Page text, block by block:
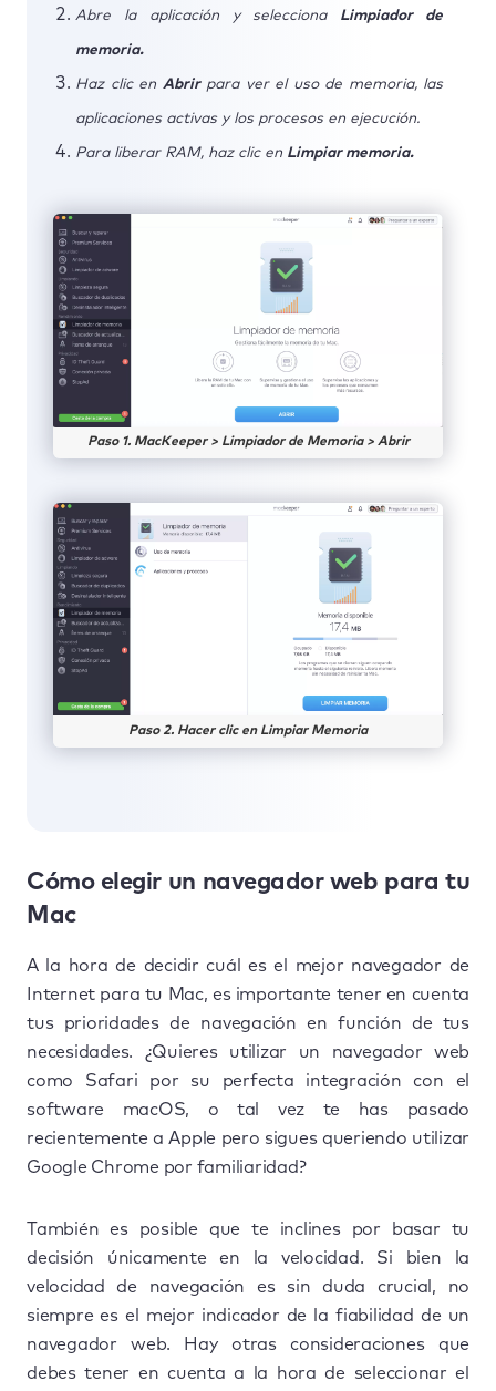
Abre la aplicación y selecciona Limpiador de
memoria.
Haz clic en Abrirpara ver el uso de memoria, las
aplicaciones activas y los procesos en ejecución.
Para liberar RAM, haz clic en Limpiar memoria.
Paso 1. MacKeeper > Limpiador de Memoria > Abrir
Paso 2. Hacer clic en Limpiar Memoria
Cómo elegir un navegador web para tu
Mac
A la hora de decidir cuál es el mejor navegador de
Internet para tu Mac, es importante tener en cuenta
tus prioridades de navegación en función de tus
necesidades. ¿Quieres utilizar un navegador web
como Safari por su perfecta integración con el
software macOS, o tal vez te has pasado
recientemente a Apple pero sigues queriendo utilizar
Google Chrome por familiaridad?
También es posible que te inclines por basar tu
decisión únicamente en la velocidad. Si bien la
velocidad de navegación es sin duda crucial, no
siempre es el mejor indicador de la fiabilidad de un
navegador web. Hay otras consideraciones que
debes tener en cuenta a la hora de seleccionar el